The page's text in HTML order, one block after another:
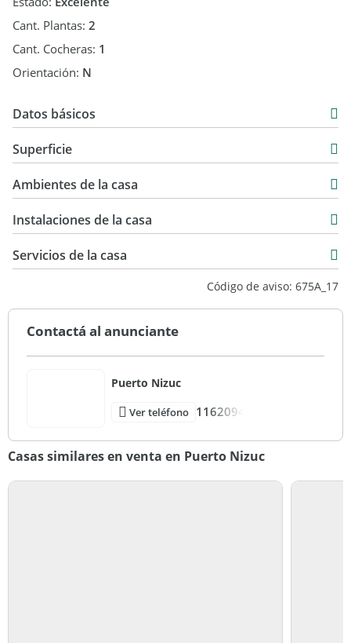
Cant. Plantas: 2
Cant. Cocheras: 1
Orientación: N
Datos básicos
Venta
USD 540.000
Superficie
1.001,62 m2
65,60 m2
Ambientes de la casa
Instalaciones de la casa
Servicios de la casa
Código de aviso: 675A_17
Contactá al anunciante
Puerto Nizuc
Ver teléfono 1162094
Casas similares en venta en Puerto Nizuc